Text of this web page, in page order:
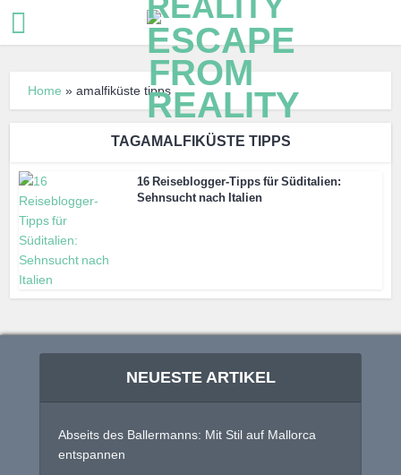
Home »amalfiküste tipps
TAGAMALFIKÜSTE TIPPS
16 Reiseblogger-Tipps für Süditalien:
Sehnsucht nach Italien
NEUESTE ARTIKEL
Abseits des Ballermanns: Mit Stil auf Mallorca
entspannen